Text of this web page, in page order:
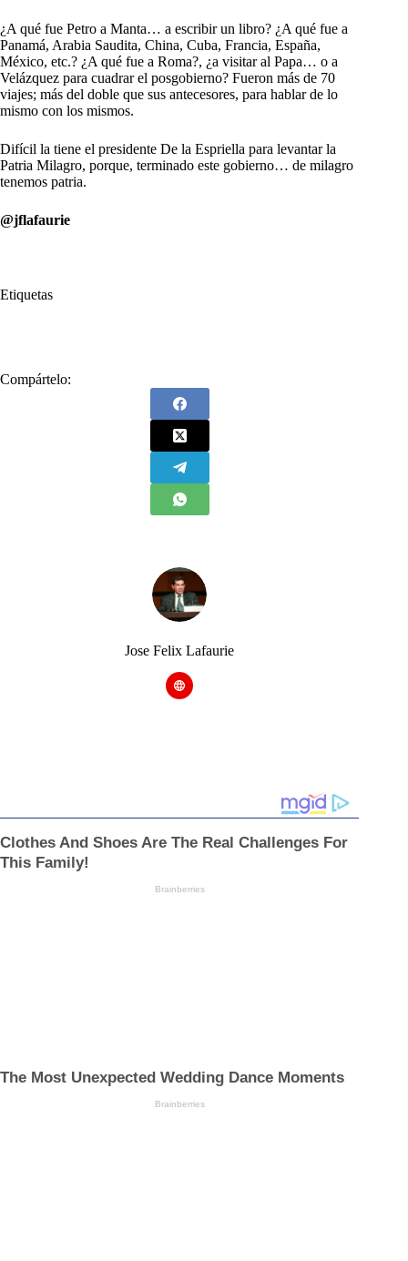
¿A qué fue Petro a Manta… a escribir un libro? ¿A qué fue a
Panamá, Arabia Saudita, China, Cuba, Francia, España,
México, etc.? ¿A qué fue a Roma?, ¿a visitar al Papa… o a
Velázquez para cuadrar el posgobierno? Fueron más de 70
viajes; más del doble que sus antecesores, para hablar de lo
mismo con los mismos.
Difícil la tiene el presidente De la Espriella para levantar la
Patria Milagro, porque, terminado este gobierno… de milagro
tenemos patria.
@jflafaurie
Etiquetas
Compártelo:
Jose Felix Lafaurie